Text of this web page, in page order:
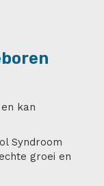
kan
Syndroom
groei en